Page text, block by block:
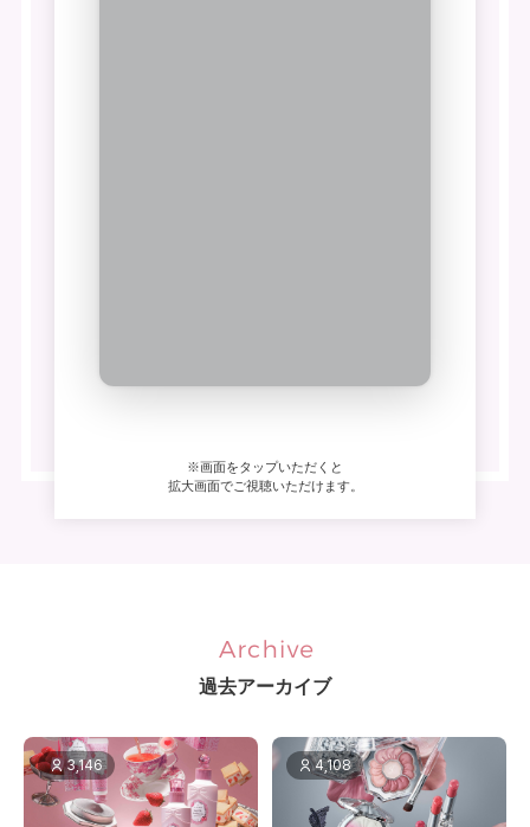
※画面をタップいただくと
拡大画面でご視聴いただけます。
過去アーカイブ
3,146 4,108